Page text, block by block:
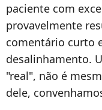
paciente com
provavelmente
comentário curto
desalinhamento.
"real", não é
dele,